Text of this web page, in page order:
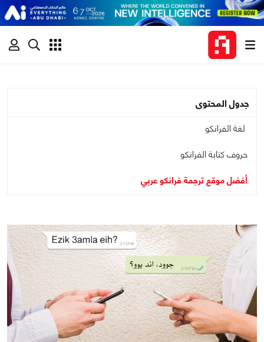
جدول المحتوى
لغة الفرانكو
حروف كتابة الفرانكو
أفضل موقع ترجمة فرانكو عربي